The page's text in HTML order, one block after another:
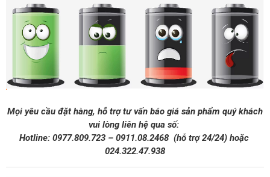
Mọi yêu cầu đặt hàng, hỗ trợ tư vấn báo giá sản phẩm quý khách
vui lòng liên hệ qua số:
Hotline: 0977.809.723– 0911.08.2468 (hỗ trợ 24/24)hoặc
024.322.47.938